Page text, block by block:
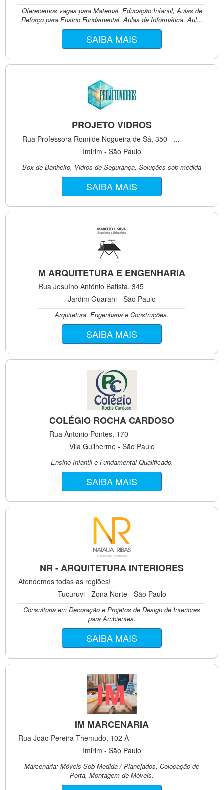
Oferecemos vagas para Maternal, Educação Infantil, Aulas de
Reforço para Ensino Fundamental, Aulas de Informática, Aul...
SAIBA MAIS
PROJETO VIDROS
Rua Professora Romilde Nogueira de Sá, 350 - ...
Imirim - São Paulo
Box de Banheiro, Vidros de Segurança, Soluções sob medida
SAIBA MAIS
M ARQUITETURA E ENGENHARIA
Rua Jesuíno Antônio Batista, 345
Jardim Guarani - São Paulo
Arquitetura, Engenharia e Construções.
SAIBA MAIS
COLÉGIO ROCHA CARDOSO
Rua Antonio Pontes, 170
Vila Guilherme - São Paulo
Ensino Infantil e Fundamental Qualificado.
SAIBA MAIS
NR - ARQUITETURA INTERIORES
Atendemos todas as regiões!
Tucuruvi - Zona Norte - São Paulo
Consultoria em Decoração e Projetos de Design de Interiores
para Ambientes.
SAIBA MAIS
IM MARCENARIA
Rua João Pereira Themudo, 102 A
Imirim - São Paulo
Marcenaria: Móveis Sob Medida / Planejados, Colocação de
Porta, Montagem de Móveis.